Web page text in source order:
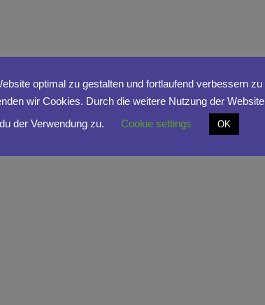
optimal zu gestalten und fortlaufend verbessern zu
wir Cookies. Durch die weitere Nutzung der Website
der Verwendung zu.
Cookie settings OK